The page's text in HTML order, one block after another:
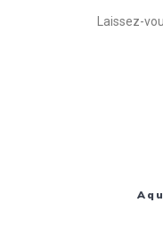
Laissez-